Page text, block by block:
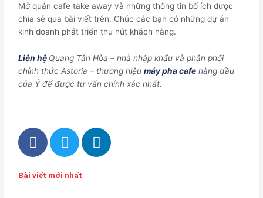
Mở quán cafe take away và những thông tin bổ ích được
chia sẻ qua bài viết trên. Chúc các bạn có những dự án
kinh doanh phát triển thu hút khách hàng.
Liên hệ Quang Tân Hòa – nhà nhập khẩu và phân phối
chính thức Astoria – thương hiệumáy pha cafe hàng đầu
của Ý để được tư vấn chính xác nhất.
F
a
e
T
w
t
L
i
Bài viết mới nhất